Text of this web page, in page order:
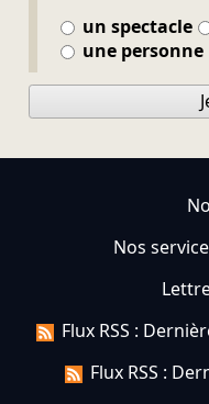
un spectacle
une personne
Nos
Flux RSS :
Flux RSS :